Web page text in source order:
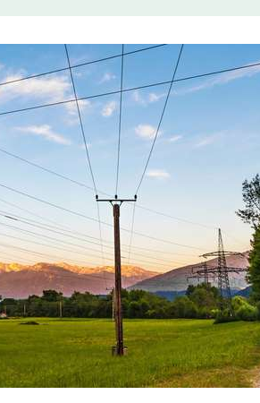
Skip to main content